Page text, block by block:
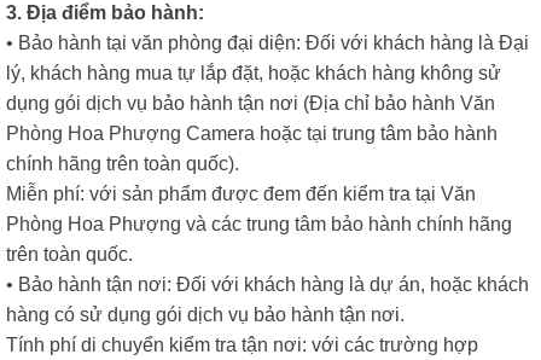
3. Địa điểm bảo hành:
• Bảo hành tại văn phòng đại diện: Đối với khách hàng là Đại
lý, khách hàng mua tự lắp đặt, hoặc khách hàng không sử
dụng gói dịch vụ bảo hành tận nơi (Địa chỉ bảo hành Văn
Phòng Hoa Phượng Camera hoặc tại trung tâm bảo hành
chính hãng trên toàn quốc).
Miễn phí: với sản phẩm được đem đến kiểm tra tại Văn
Phòng Hoa Phượng và các trung tâm bảo hành chính hãng
trên toàn quốc.
• Bảo hành tận nơi: Đối với khách hàng là dự án, hoặc khách
hàng có sử dụng gói dịch vụ bảo hành tận nơi.
Tính phí di chuyển kiểm tra tận nơi: với các trường hợp